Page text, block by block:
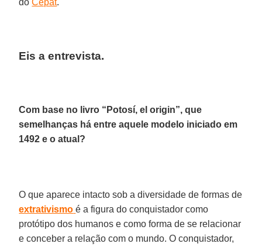
Eis a entrevista.
Com base no livro “Potosí, el origin”, que
semelhanças há entre aquele modelo iniciado em
1492 e o atual?
O que aparece intacto sob a diversidade de formas de
extrativismo é a figura do conquistador como
protótipo dos humanos e como forma de se relacionar
e conceber a relação com o mundo. O conquistador,